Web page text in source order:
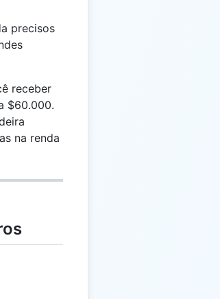
precisos
receber
$60.000.
na renda